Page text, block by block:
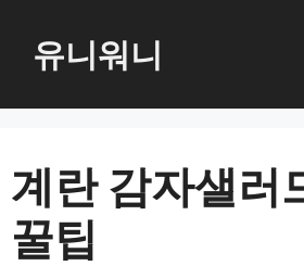
로
너
뛰
기
유니워니
계란 감자샐러
꿀팁